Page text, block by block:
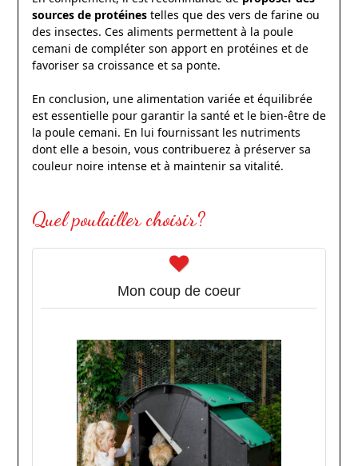
sources de protéinestelles que des vers de farine ou
des insectes. Ces aliments permettent à la poule
cemani de compléter son apport en protéines et de
favoriser sa croissance et sa ponte.
En conclusion, une alimentation variée et équilibrée
est essentielle pour garantir la santé et le bien-être de
la poule cemani. En lui fournissant les nutriments
dont elle a besoin, vous contribuerez à préserver sa
couleur noire intense et à maintenir sa vitalité.
Quel poulailler choisir?
Mon coup de coeur